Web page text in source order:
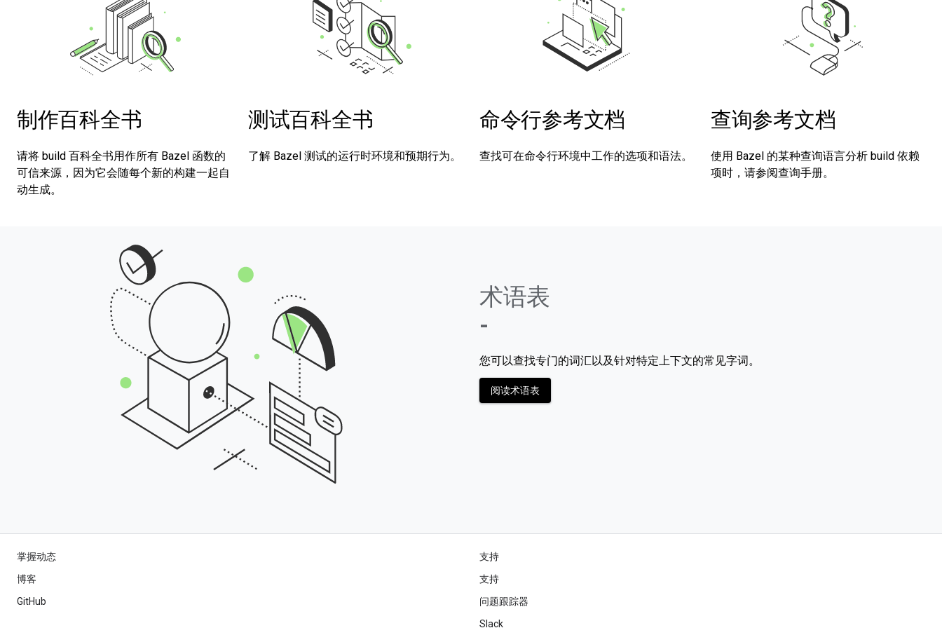
制作百科全书
请将 build 百科全书用作所有 Bazel 函数的
可信来源，因为它会随每个新的构建一起自
动生成。
测试百科全书
了解 Bazel 测试的运行时环境和预期行为。
命令行参考文档
查找可在命令行环境中工作的选项和语法。
查询参考文档
使用 Bazel 的某种查询语言分析 build 依赖
项时，请参阅查询手册。
术语表
-
您可以查找专门的词汇以及针对特定上下文的常见字词。
阅读术语表
掌握动态
博客
GitHub
支持
支持
问题跟踪器
Slack